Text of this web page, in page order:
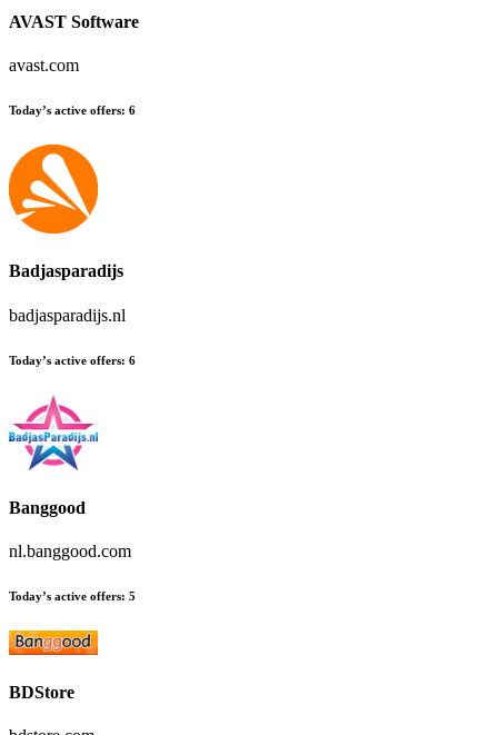
AVAST Software
avast.com
Today’s active offers: 6
Badjasparadijs
badjasparadijs.nl
Today’s active offers: 6
Banggood
nl.banggood.com
Today’s active offers: 5
BDStore